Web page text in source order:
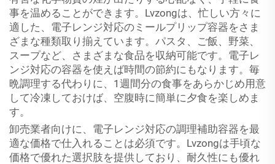
事を温めることができます。Lvzongは、忙しい方々に
適した、電子レンジ対応のミールプリップ容器をさま
ざまな種類取り揃えています。パスタ、ご飯、野菜、
スープなど、さまざまな食品を収納可能です。電子レ
ンジ対応の容器を使えば時間の節約にもなります。毎
晩調理する代わりに、1週間分の食事をあらかじめ用意
して冷凍しておけば、空腹時に簡単に夕食を楽しめま
す。
卸売業者向けに、電子レンジ対応の調理補助容器を最
適な価格で仕入れることは必須です。Lvzongは手頃な
価格で優れた選択肢を提供しており、耐久性にも優れ